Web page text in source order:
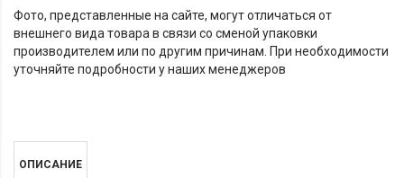
Фото, представленные на сайте, могут отличаться от
внешнего вида товара в связи со сменой упаковки
производителем или по другим причинам. При необходимости
уточняйте подробности у наших менеджеров
ОПИСАНИЕ